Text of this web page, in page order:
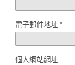
電子郵件地址*
個人網站網址